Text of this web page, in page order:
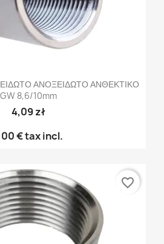
ΑΝΟΞΕΙΔΩΤΟ ΑΝΘΕΚΤΙΚΟ
GW 8,6/10mm
4,09 zł
€tax incl.
favorite_border